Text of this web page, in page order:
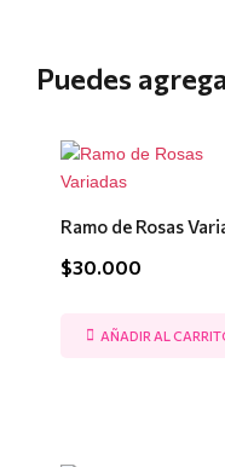
Puedes
Ramo de Rosas
$30.000
AÑADIR AL